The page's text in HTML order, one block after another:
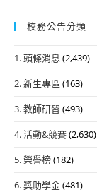
校務公告分類
1. 頭條消息 (2,439)
2. 新生專區 (163)
3. 教師研習 (493)
4. 活動&競賽(2,630)
5. 榮譽榜(182)
6. 獎助學金(481)